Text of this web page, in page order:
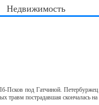
Недвижимость
под Гатчиной.
травм пострадавшая скончалась